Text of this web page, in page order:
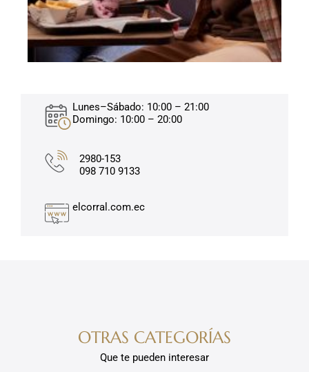
Lunes–Sábado: 10:00 – 21:00
Domingo: 10:00 – 20:00
2980-153
098 710 9133
elcorral.com.ec
OTRAS CATEGORÍAS
Que te pueden interesar